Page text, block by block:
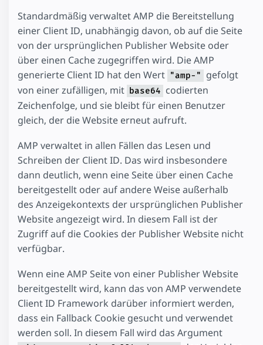
Standardmäßig verwaltet AMP die Bereitstellung
einer Client ID, unabhängig davon, ob auf die Seite
von der ursprünglichen Publisher Website oder
über einen Cache zugegriffen wird. Die AMP
generierte Client ID hat den Wert "amp-"
gefolgt
von einer zufälligen, mit base64 codierten
Zeichenfolge, und sie bleibt für einen Benutzer
gleich, der die Website erneut aufruft.
AMP verwaltet in allen Fällen das Lesen und
Schreiben der Client ID. Das wird insbesondere
dann deutlich, wenn eine Seite über einen Cache
bereitgestellt oder auf andere Weise außerhalb
des Anzeigekontexts der ursprünglichen Publisher
Website angezeigt wird. In diesem Fall ist der
Zugriff auf die Cookies der Publisher Website nicht
verfügbar.
Wenn eine AMP Seite von einer Publisher Website
bereitgestellt wird, kann das von AMP verwendete
Client ID Framework darüber informiert werden,
dass ein Fallback Cookie gesucht und verwendet
werden soll. In diesem Fall wird das Argument